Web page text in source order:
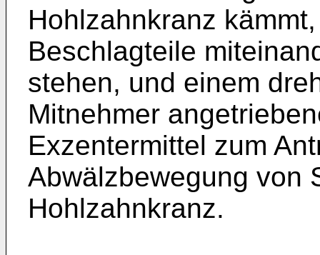
Hohlzahnkranz
Beschlagteile
stehen, und einem
Mitnehmer
Exzentermittel zum
Abwälzbewegung von
Hohlzahnkranz.